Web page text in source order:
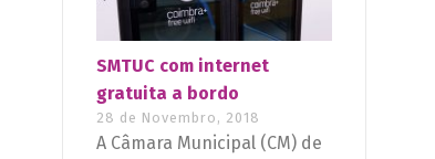
SMTUC com internet
gratuita a bordo
28 de Novembro, 2018
A Câmara Municipal (CM) de